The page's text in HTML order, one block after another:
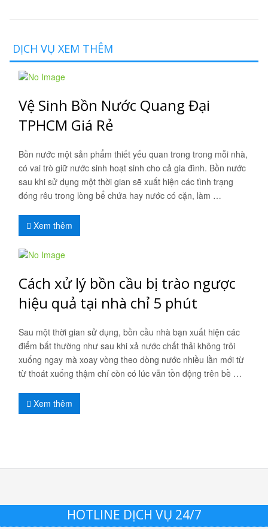
DỊCH VỤ XEM THÊM
Vệ Sinh Bồn Nước Quang Đại
TPHCM Giá Rẻ
Bồn nước một sản phẩm thiết yếu quan trong trong mỗi nhà,
có vai trò giữ nước sinh hoạt sinh cho cả gia đình. Bồn nước
sau khi sử dụng một thời gian sẽ xuất hiện các tình trạng
đóng rêu trong lòng bể chứa hay nước có cặn, làm …
Xem thêm
Cách xử lý bồn cầu bị trào ngược
hiệu quả tại nhà chỉ 5 phút
Sau một thời gian sử dụng, bồn cầu nhà bạn xuất hiện các
điểm bất thường như sau khi xả nước chất thải không trôi
xuống ngay mà xoay vòng theo dòng nước nhiều lần mới từ
từ thoát xuống thậm chí còn có lúc vẫn tồn động trên bề …
Xem thêm
HOTLINE DỊCH VỤ 24/7